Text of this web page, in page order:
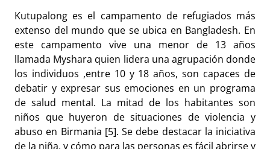
Kutupalong es el campamento de refugiados más
extenso del mundo que se ubica en Bangladesh. En
este campamento vive una menor de 13 años
llamada Myshara quien lidera una agrupación donde
los individuos ,entre 10 y 18 años, son capaces de
debatir y expresar sus emociones en un programa
de salud mental. La mitad de los habitantes son
niños que huyeron de situaciones de violencia y
abuso en Birmania [5]. Se debe destacar la iniciativa
de la niña, y cómo para las personas es fácil abrirse y